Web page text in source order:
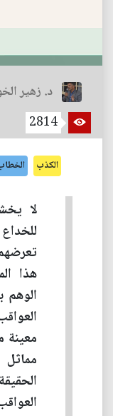
د. زهير
2814
الكذب
لا
هذا
معينة